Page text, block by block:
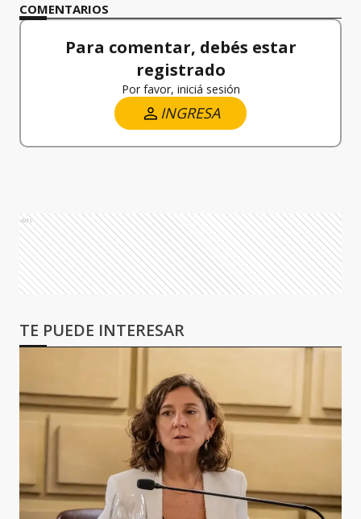
COMENTARIOS
Para comentar, debés estar
registrado
Por favor, iniciá sesión
INGRESA
Ads
TE PUEDE INTERESAR